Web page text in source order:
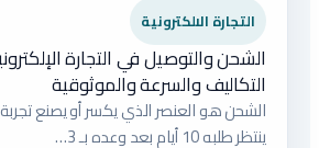
التجارة الالكترونية
الشحن والتوصيل في التجارة
التكاليف والسرعة والموثوقية
الشحن هو العنصر الذي يكسر أو يصنع
ينتظر طلبه 10 أيام بعد وعده بـ 3…